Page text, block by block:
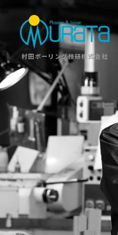
村田ボーリング技研株式会社